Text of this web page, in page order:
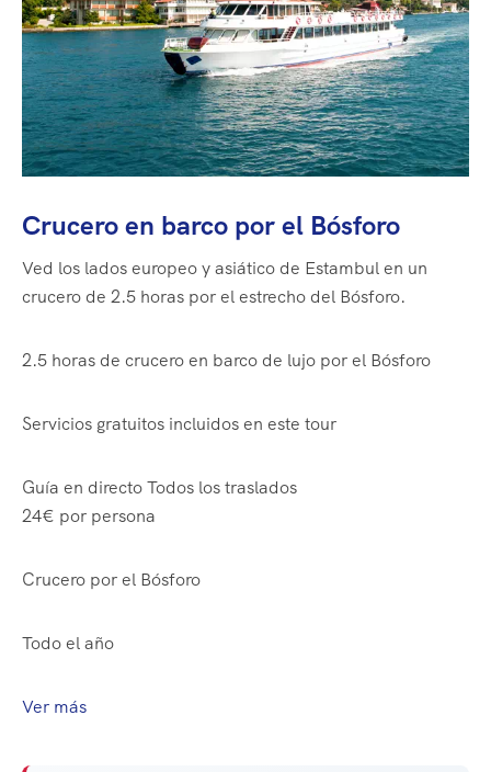
Crucero en barco por el Bósforo
Ved los lados europeo y asiático de Estambul en un
crucero de 2.5 horas por el estrecho del Bósforo.
2.5 horas de crucero en barco de lujo por el Bósforo
Servicios gratuitos incluidos en este tour
Guía en directoTodos los traslados
24€ por persona
Crucero por el Bósforo
Todo el año
Ver más